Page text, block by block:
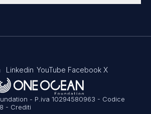
- P.iva 10294580963 - Codice
- Crediti
Linkedin YouTube Facebook X